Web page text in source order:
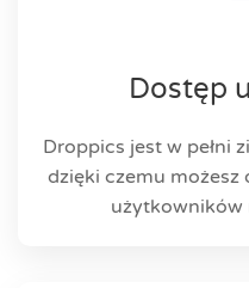
Dostęp
Droppics jest w pełni
dzięki czemu możesz
użytkowników